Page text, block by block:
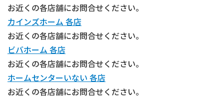
お近くの各店舗にお問合せください。
カインズホーム 各店
お近くの各店舗にお問合せください。
ビバホーム 各店
お近くの各店舗にお問合せください。
ホームセンターいない 各店
お近くの各店舗にお問合せください。